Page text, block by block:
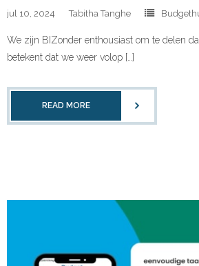
jul 10, 2024 Tabitha Tanghe
We zijn BIZonder enthousiast om te delen
betekent dat we weer volop […]
READ MORE